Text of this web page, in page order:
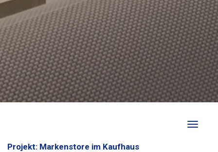
Toggle
Projekt: Markenstore im Kaufhaus